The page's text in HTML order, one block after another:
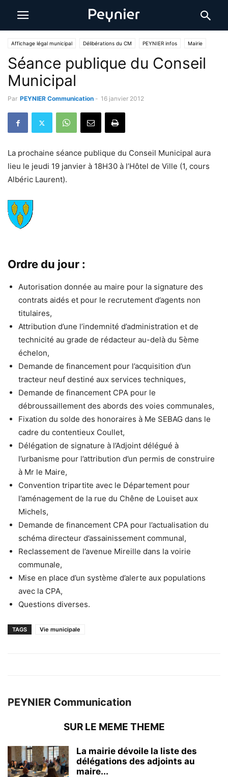
Affichage légal municipal Délibérations du CM PEYNIER infos Mairie
Séance publique du Conseil
Municipal
Par PEYNIER Communication - 16 janvier 2012
La prochaine séance publique du Conseil Municipal aura
lieu le jeudi 19 janvier à 18H30 à l’Hôtel de Ville (1, cours
Albéric Laurent).
Ordre du jour :
Autorisation donnée au maire pour la signature des
contrats aidés et pour le recrutement d’agents non
titulaires,
Attribution d’une l’indemnité d’administration et de
technicité au grade de rédacteur au-delà du 5ème
échelon,
Demande de financement pour l’acquisition d’un
tracteur neuf destiné aux services techniques,
Demande de financement CPA pour le
débroussaillement des abords des voies communales,
Fixation du solde des honoraires à Me SEBAG dans le
cadre du contentieux Coullet,
Délégation de signature à l’Adjoint délégué à
l’urbanisme pour l’attribution d’un permis de construire
à Mr le Maire,
Convention tripartite avec le Département pour
l’aménagement de la rue du Chêne de Louiset aux
Michels,
Demande de financement CPA pour l’actualisation du
schéma directeur d’assainissement communal,
Reclassement de l’avenue Mireille dans la voirie
communale,
Mise en place d’un système d’alerte aux populations
avec la CPA,
Questions diverses.
TAGS Vie municipale
PEYNIER Communication
SUR LE MEME THEME
La mairie dévoile la liste des
délégations des adjoints au
maire...